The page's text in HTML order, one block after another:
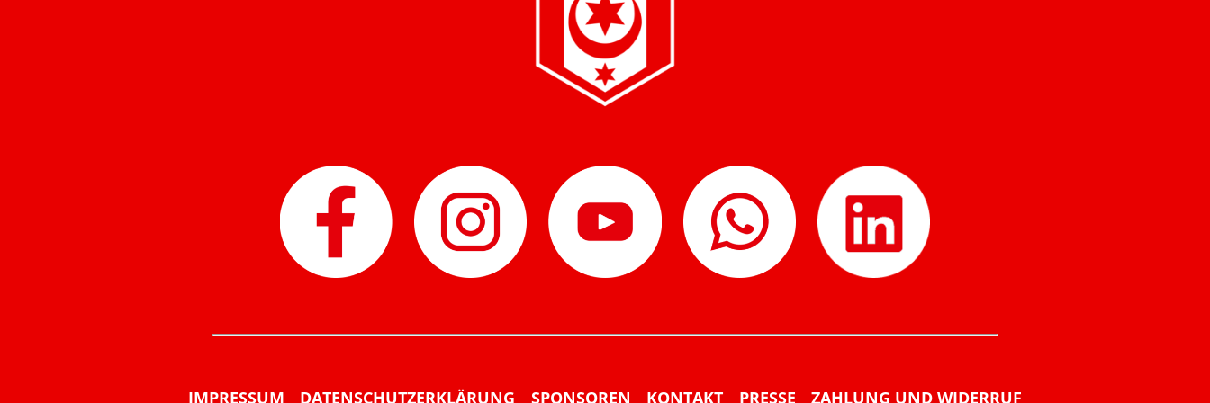
IMPRESSUM DATENSCHUTZERKLÄRUNG SPONSOREN KONTAKT PRESSE ZAHLUNG UND WIDERRUF